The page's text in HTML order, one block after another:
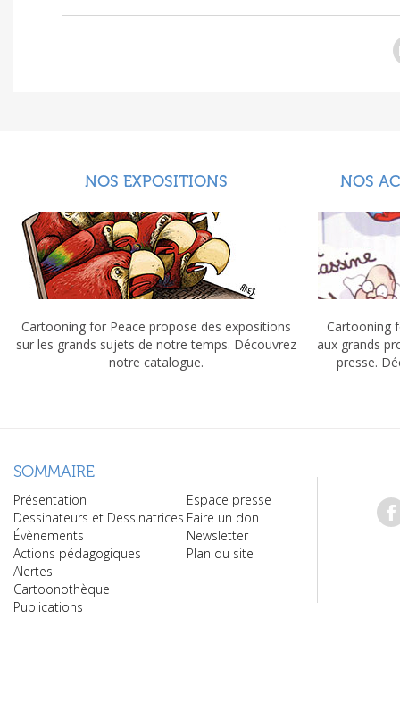
NOS EXPOSITIONS
Cartooning for Peace propose des expositions
sur les grands sujets de notre temps. Découvrez
notre catalogue.
NOS
Cartooning
aux grands
presse.
SOMMAIRE
Présentation
Dessinateurs et Dessinatrices
Évènements
Actions pédagogiques
Alertes
Cartoonothèque
Publications
Espace presse
Faire un don
Newsletter
Plan du site